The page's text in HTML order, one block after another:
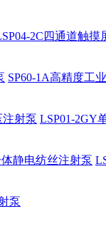
2C四通道触摸
SP60-1A高精度工
注射泵 LSP01-2GY
体静电纺丝注射泵
泵